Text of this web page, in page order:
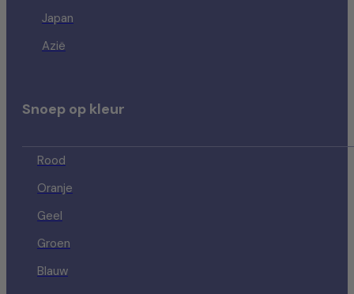
Japan
Azië
Snoep op kleur
Rood
Oranje
Geel
Groen
Blauw